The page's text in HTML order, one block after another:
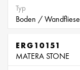
Typ
Boden / Wandfliese
ERG10151
MATERA STONE